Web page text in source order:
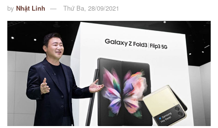
by Nhật Linh Thứ Ba, 28/09/2021